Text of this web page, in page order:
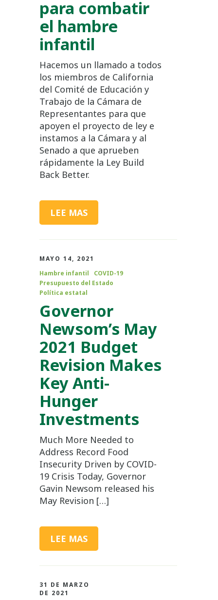
para combatir
el hambre
infantil
Hacemos un llamado a todos
los miembros de California
del Comité de Educación y
Trabajo de la Cámara de
Representantes para que
apoyen el proyecto de ley e
instamos a la Cámara y al
Senado a que aprueben
rápidamente la Ley Build
Back Better.
LEE MAS
MAYO 14, 2021
Hambre infantil
COVID-19
Presupuesto del Estado
Política estatal
Governor
Newsom’s May
2021 Budget
Revision Makes
Key Anti-
Hunger
Investments
Much More Needed to
Address Record Food
Insecurity Driven by COVID-
19 Crisis Today, Governor
Gavin Newsom released his
May Revision […]
LEE MAS
31 DE MARZO
DE 2021